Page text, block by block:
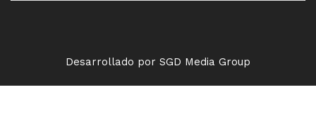
Desarrollado por SGD Media Group